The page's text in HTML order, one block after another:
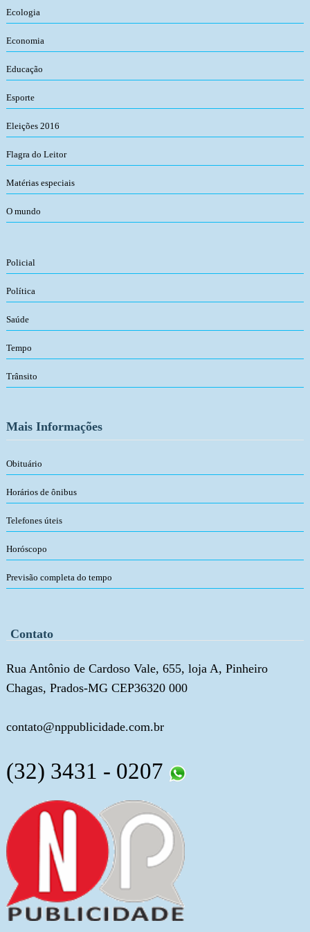
Ecologia
Economia
Educação
Esporte
Eleições 2016
Flagra do Leitor
Matérias especiais
O mundo
Policial
Política
Saúde
Tempo
Trânsito
Mais Informações
Obituário
Horários de ônibus
Telefones úteis
Horóscopo
Previsão completa do tempo
Contato
Rua Antônio de Cardoso Vale, 655, loja A, Pinheiro
Chagas, Prados-MG CEP36320 000
contato@nppublicidade.com.br
(32) 3431 - 0207